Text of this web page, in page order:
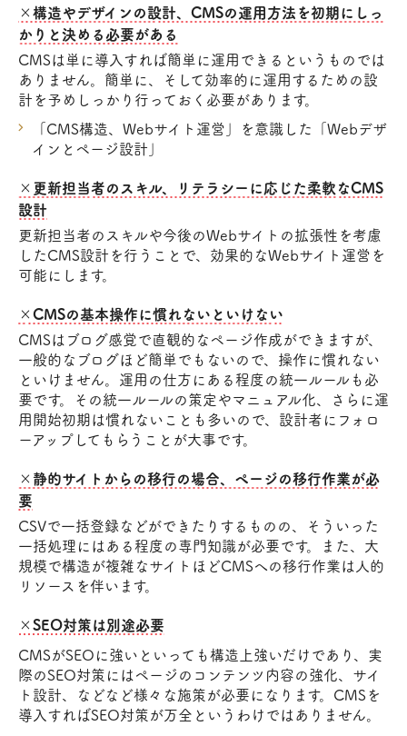
×構造やデザインの設計、CMSの運用方法を初期にしっ
かりと決める必要がある
CMSは単に導入すれば簡単に運用できるというものでは
ありません。簡単に、そして効率的に運用するための設
計を予めしっかり行っておく必要があります。
「CMS構造、Webサイト運営」を意識した「Webデザ
インとページ設計」
×更新担当者のスキル、リテラシーに応じた柔軟なCMS
設計
更新担当者のスキルや今後のWebサイトの拡張性を考慮
したCMS設計を行うことで、効果的なWebサイト運営を
可能にします。
×CMSの基本操作に慣れないといけない
CMSはブログ感覚で直観的なページ作成ができますが、
一般的なブログほど簡単でもないので、操作に慣れない
といけません。運用の仕方にある程度の統一ルールも必
要です。その統一ルールの策定やマニュアル化、さらに運
用開始初期は慣れないことも多いので、設計者にフォロ
ーアップしてもらうことが大事です。
×静的サイトからの移行の場合、ページの移行作業が必
要
CSVで一括登録などができたりするものの、そういった
一括処理にはある程度の専門知識が必要です。また、大
規模で構造が複雑なサイトほどCMSへの移行作業は人的
リソースを伴います。
×SEO対策は別途必要
CMSがSEOに強いといっても構造上強いだけであり、実
際のSEO対策にはページのコンテンツ内容の強化、サイ
ト設計、などなど様々な施策が必要になります。CMSを
導入すればSEO対策が万全というわけではありません。